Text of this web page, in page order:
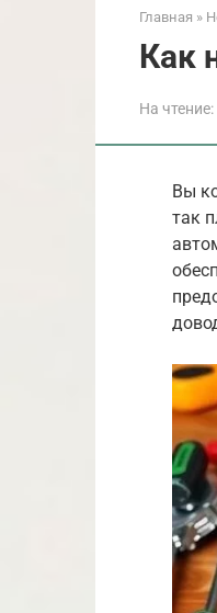
Главная »
Как
На чтение:
Вы
так